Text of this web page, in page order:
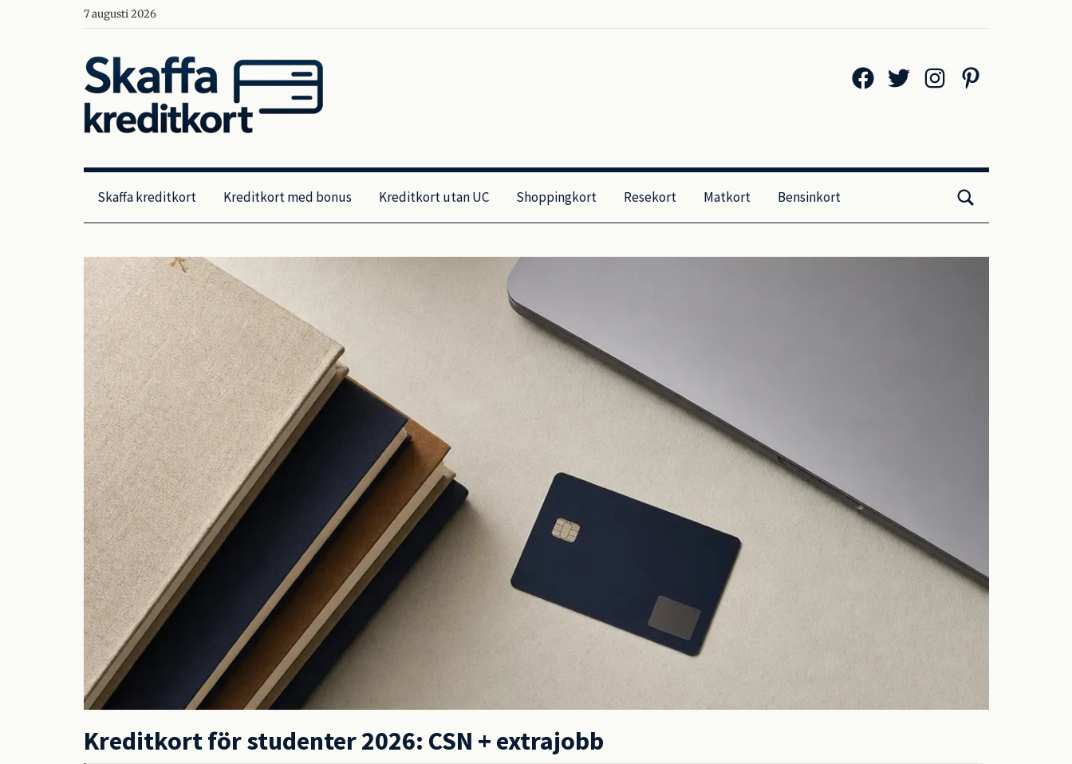
7 augusti 2026
Skaffa
kreditkort
kreditkort
och
bästa
kreditkortet
för
dig
FacebookTwitterInstagramPinterest
Skaffa kreditkort Kreditkort med bonus Kreditkort utan UC Shoppingkort Resekort Matkort Bensinkort
Kreditkort för studenter 2026: CSN + extrajobb